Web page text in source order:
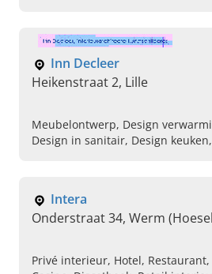
leggen, Binnenschrijnwerken,
Inn Decleer
Heikenstraat 2, Lille
Meubelontwerp, Design
Design in sanitair, Design
Intera
Onderstraat 34, Werm
Privé interieur, Hotel, Restaurant,